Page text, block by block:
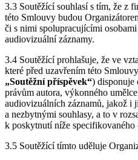
3.3 Soutěžící souhlasí s tím, že z
této Smlouvy budou
či s nimi spolupracujícími
audiovizuální záznamy.
3.4 Soutěžící prohlašuje, že ve
které před uzavřením této
„Soutěžní příspěvek“) disponuje
právům autora, výkonného
audiovizuálních záznamů, jakož i
a nezbytnými souhlasy, a to v
k poskytnutí níže specifikovaného
3.5 Soutěžící tímto uděluje